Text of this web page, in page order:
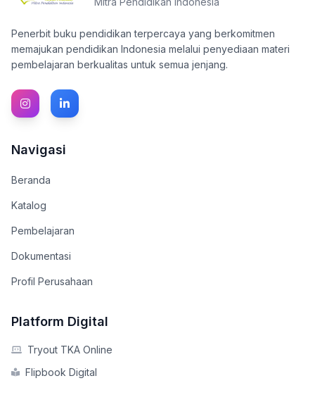
Penerbit buku pendidikan terpercaya yang berkomitmen
memajukan pendidikan Indonesia melalui penyediaan materi
pembelajaran berkualitas untuk semua jenjang.
Navigasi
Beranda
Katalog
Pembelajaran
Dokumentasi
Profil Perusahaan
Platform Digital
Tryout TKA Online
Flipbook Digital